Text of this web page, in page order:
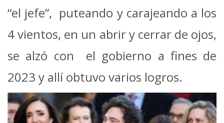
“el jefe”, puteando y carajeando a los
4 vientos, en un abrir y cerrar de ojos,
se alzó con el gobierno a fines de
2023 y allí obtuvo varios logros.